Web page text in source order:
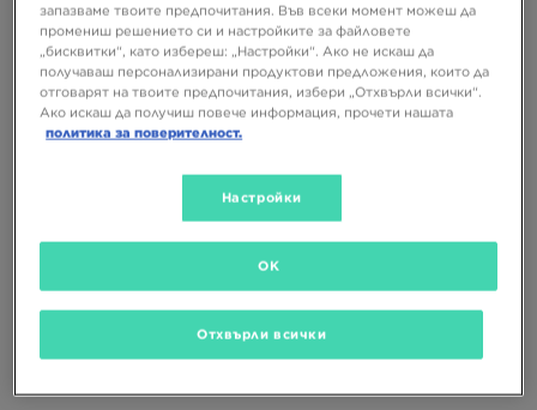
ADIDAS ADISTAR CONTROL 5
109,99 €
215,12 ЛВ.
ADIDAS ADISTAR CONTROL 5
119,99 €
234,68 ЛВ.
запазваме твоите предпочитания. Във всеки момент можеш да
промениш решението си и настройките за файловете
„бисквитки“, като избереш: „Настройки“. Ако не искаш да
получаваш персонализирани продуктови предложения, които да
отговарят на твоите предпочитания, избери „Отхвърли всички“.
Ако искаш да получиш повече информация, прочети нашата
политика за поверителност.
Настройки
Отхвърли всички
OK